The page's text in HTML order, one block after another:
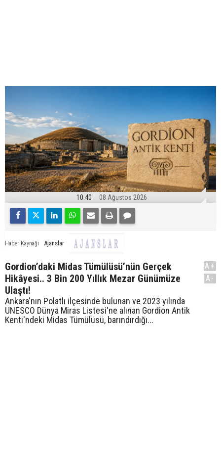
10:40 08 Ağustos 2026
Haber Kaynağı Ajanslar
Gordion’daki Midas Tümülüsü’nün Gerçek
Hikâyesi.. 3 Bin 200 Yıllık Mezar Günümüze
Ulaştı!
Ankara'nın Polatlı ilçesinde bulunan ve 2023 yılında
UNESCO Dünya Miras Listesi'ne alınan Gordion Antik
Kenti'ndeki Midas Tümülüsü, barındırdığı...
A+
A-